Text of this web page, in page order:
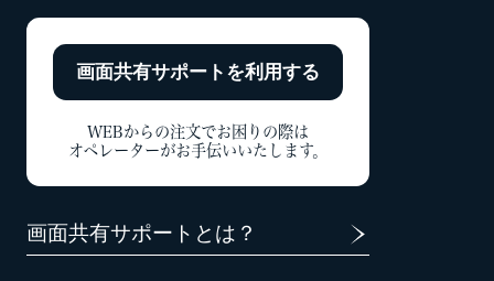
画面共有サポートを利用する
WEBからの注文でお困りの際は
オペレーターがお手伝いいたします。
画面共有サポートとは？